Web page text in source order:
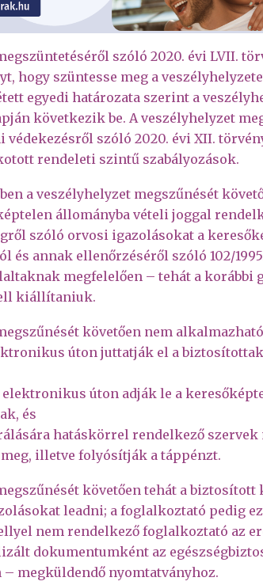
szóló 2020. évi LVII.
hogy szüntesse meg a
egyedi határozata szerint a
következik be. A veszélyhelyzet
szóló 2020. évi XII.
rendeleti szintű szabályozások.
a veszélyhelyzet megszűnését
állományba vételi joggal
szóló orvosi igazolásokat a
és annak ellenőrzéséről szóló 102/
megfelelően – tehát a korábbi
kiállítaniuk.
követően nem
úton juttatják el a biztosítottak
úton adják le a
és
hatáskörrel rendelkező szervek
illetve folyósítják a táppénzt.
követően tehát a
leadni; a foglalkoztató pedig
nem rendelkező foglalkoztató az
dokumentumként az
megküldendő nyomtatványhoz.